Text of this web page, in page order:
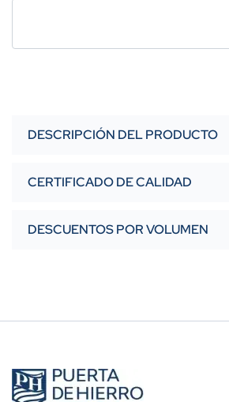
DESCRIPCIÓN DEL PRODUCTO
CERTIFICADO DE CALIDAD
DESCUENTOS POR VOLUMEN